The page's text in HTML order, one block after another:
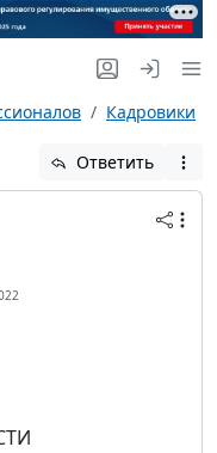
Кадровики
Ответить